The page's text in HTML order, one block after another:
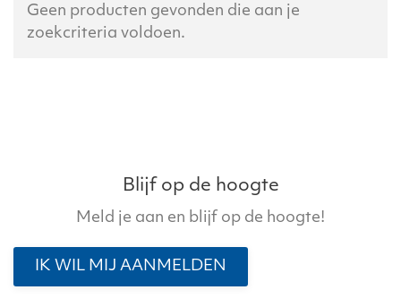
Geen producten gevonden die aan je
zoekcriteria voldoen.
Blijf op de hoogte
Meld je aan en blijf op de hoogte!
IK WIL MIJ AANMELDEN